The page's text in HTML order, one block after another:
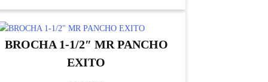
BROCHA 1-1/2″ MR PANCHO
EXITO